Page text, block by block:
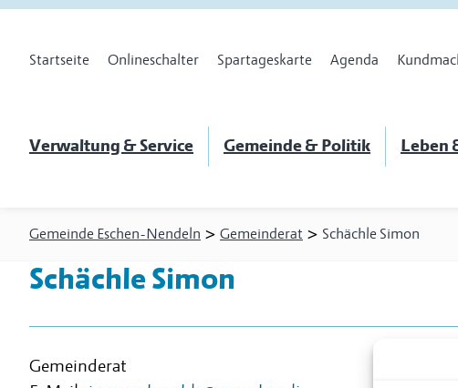
Startseite Onlineschalter Spartageskarte Agenda
Verwaltung & Service Gemeinde & Politik Leben
Gemeinde Eschen-Nendeln > Gemeinderat > Schächle Simon
Schächle Simon
Gemeinderat